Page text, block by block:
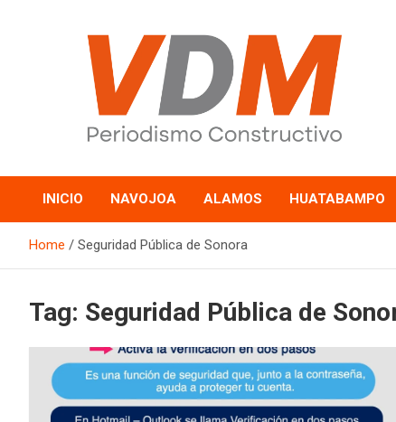
valledelmayo.com
INICIO NAVOJOA ALAMOS HUATABAMPO
Home Seguridad Pública de Sonora
Tag: Seguridad Pública de